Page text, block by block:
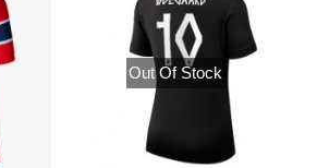
Out Of Stock